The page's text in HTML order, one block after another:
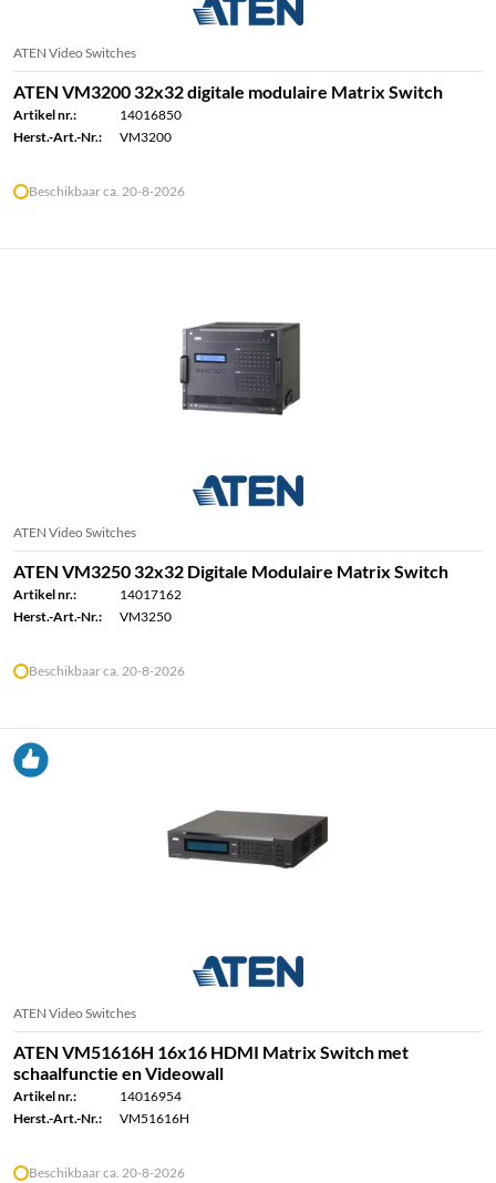
ATEN Video Switches
ATEN VM3200 32x32 digitale modulaire Matrix Switch
Artikel nr.:
14016850
Herst.-Art.-Nr.:
VM3200
Beschikbaar ca. 20-8-2026
ATEN Video Switches
ATEN VM3250 32x32 Digitale Modulaire Matrix Switch
Artikel nr.:
14017162
Herst.-Art.-Nr.:
VM3250
Beschikbaar ca. 20-8-2026
ATEN Video Switches
ATEN VM51616H 16x16 HDMI Matrix Switch met
schaalfunctie en Videowall
Artikel nr.:
14016954
Herst.-Art.-Nr.:
VM51616H
Beschikbaar ca. 20-8-2026